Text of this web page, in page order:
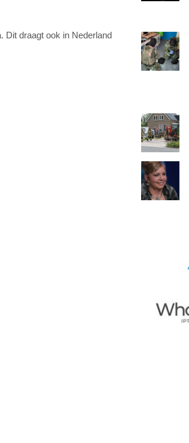
Dit draagt ook in Nederland